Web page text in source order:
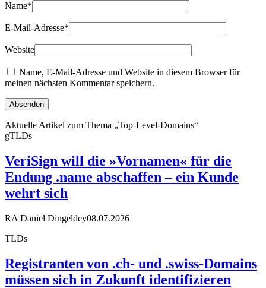
Name*
E-Mail-Adresse*
Website
Name, E-Mail-Adresse und Website in diesem Browser für
meinen nächsten Kommentar speichern.
Aktuelle Artikel zum Thema „Top-Level-Domains“
gTLDs
VeriSign will die »Vornamen« für die
Endung .name abschaffen – ein Kunde
wehrt sich
RA Daniel Dingeldey08.07.2026
TLDs
Registranten von .ch- und .swiss-Domains
müssen sich in Zukunft identifizieren